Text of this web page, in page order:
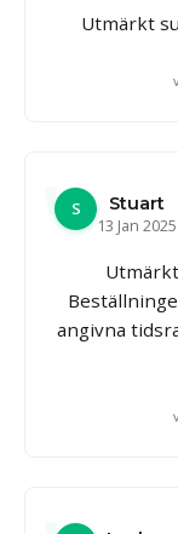
Utmärkt
S
Stuart
13 Jan 2025
angivna